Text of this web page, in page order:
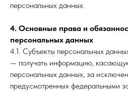
персональных данных.
4. Основные права и
персональных данных
4.1. Субъекты персональных
— получать информацию,
персональных данных, за
предусмотренных федеральными